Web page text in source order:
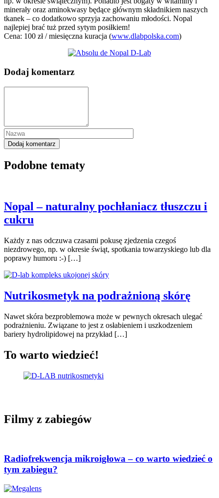
minerały oraz aminokwasy będące głównym składnikiem naszych
tkanek – co dodatkowo sprzyja zachowaniu młodości. Nopal
najlepiej brać tuż przed sytym posiłkiem!
Cena: 100 zł / miesięczna kuracja (www.dlabpolska.com)
Dodaj komentarz
Podobne tematy
Nopal – naturalny pochłaniacz tłuszczu i
cukru
Każdy z nas odczuwa czasami pokusę zjedzenia czegoś
niezdrowego, np. w okresie świąt, spotkania towarzyskiego lub dla
poprawy humoru :-) […]
Nutrikosmetyk na podrażnioną skórę
Nawet skóra bezproblemowa może w pewnych okresach ulegać
podrażnieniu. Związane to jest z osłabieniem i uszkodzeniem
bariery hydrolipidowej na przykład […]
To warto wiedzieć!
Filmy z zabiegów
Radiofrekwencja mikroigłowa – co warto wiedzieć o
tym zabiegu?